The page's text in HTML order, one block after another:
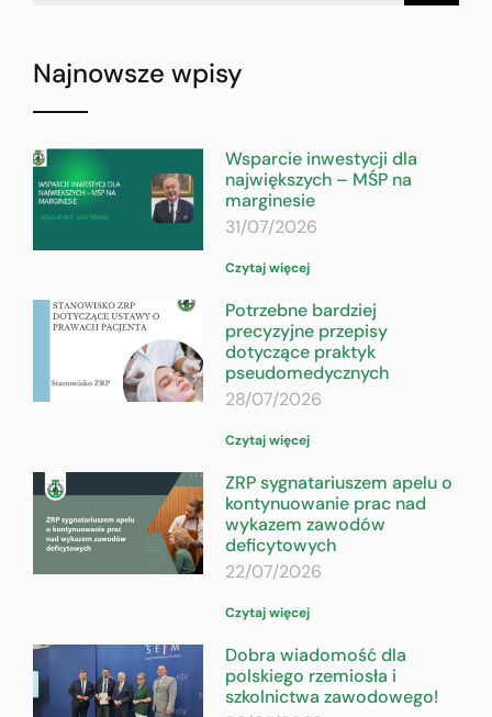
Najnowsze wpisy
Wsparcie inwestycji dla
największych – MŚP na
marginesie
31/07/2026
Czytaj więcej
Potrzebne bardziej
precyzyjne przepisy
dotyczące praktyk
pseudomedycznych
28/07/2026
Czytaj więcej
ZRP sygnatariuszem apelu o
kontynuowanie prac nad
wykazem zawodów
deficytowych
22/07/2026
Czytaj więcej
Dobra wiadomość dla
polskiego rzemiosła i
szkolnictwa zawodowego!